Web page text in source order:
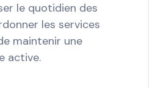
le quotidien des
les services
maintenir une
active.